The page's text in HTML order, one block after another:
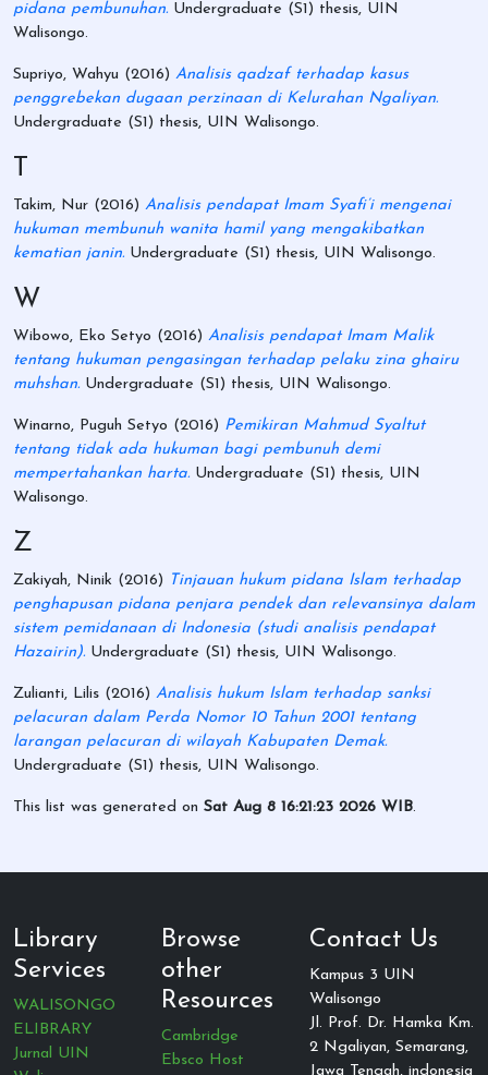
pidana pembunuhan. Undergraduate (S1) thesis, UIN
Walisongo.
Supriyo, Wahyu (2016) Analisis qadzaf terhadap kasus
penggrebekan dugaan perzinaan di Kelurahan Ngaliyan.
Undergraduate (S1) thesis, UIN Walisongo.
T
Takim, Nur (2016) Analisis pendapat Imam Syafi’i mengenai
hukuman membunuh wanita hamil yang mengakibatkan
kematian janin. Undergraduate (S1) thesis, UIN Walisongo.
W
Wibowo, Eko Setyo (2016) Analisis pendapat Imam Malik
tentang hukuman pengasingan terhadap pelaku zina ghairu
muhshan. Undergraduate (S1) thesis, UIN Walisongo.
Winarno, Puguh Setyo (2016) Pemikiran Mahmud Syaltut
tentang tidak ada hukuman bagi pembunuh demi
mempertahankan harta. Undergraduate (S1) thesis, UIN
Walisongo.
Z
Zakiyah, Ninik (2016) Tinjauan hukum pidana Islam terhadap
penghapusan pidana penjara pendek dan relevansinya dalam
sistem pemidanaan di Indonesia (studi analisis pendapat
Hazairin). Undergraduate (S1) thesis, UIN Walisongo.
Zulianti, Lilis (2016) Analisis hukum Islam terhadap sanksi
pelacuran dalam Perda Nomor 10 Tahun 2001 tentang
larangan pelacuran di wilayah Kabupaten Demak.
Undergraduate (S1) thesis, UIN Walisongo.
This list was generated on Sat Aug 8 16:21:23 2026 WIB.
Library
Services
WALISONGO
ELIBRARY
Jurnal UIN
Browse
other
Resources
Cambridge
Ebsco Host
Contact Us
Kampus 3 UIN
Walisongo
Jl. Prof. Dr. Hamka Km.
2 Ngaliyan, Semarang,
Jawa Tengah, indonesia